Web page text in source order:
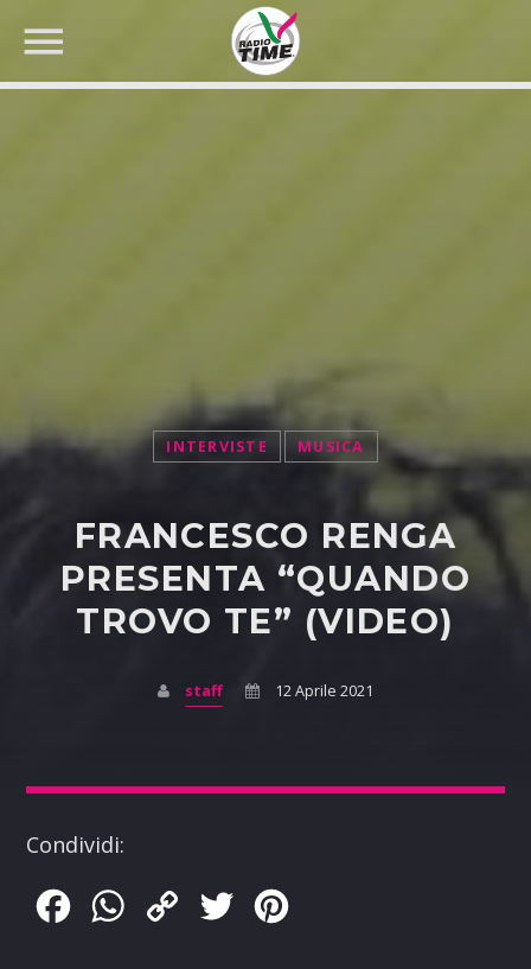
INTERVISTE MUSICA
FRANCESCO RENGA
PRESENTA “QUANDO
TROVO TE” (VIDEO)
staff 12 Aprile 2021
Condividi:
FacebookWhatsApp
Copy
Twitter